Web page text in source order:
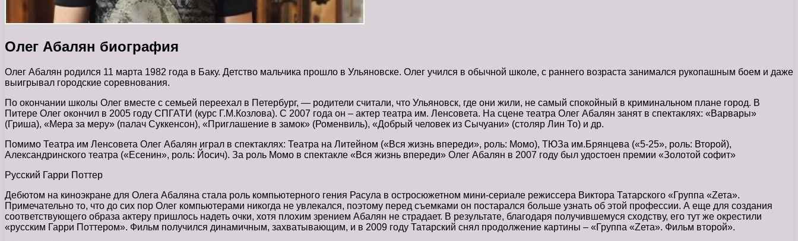
Олег Абалян биография
Олег Абалян родился 11 марта 1982 года в Баку. Детство мальчика прошло в Ульяновске. Олег учился в обычной школе, с раннего возраста занимался рукопашным боем и даже
выигрывал городские соревнования.
По окончании школы Олег вместе с семьей переехал в Петербург, — родители считали, что Ульяновск, где они жили, не самый спокойный в криминальном плане город. В
Питере Олег окончил в 2005 году СПГАТИ (курс Г.М.Козлова). С 2007 года он – актер театра им. Ленсовета. На сцене театра Олег Абалян занят в спектаклях: «Варвары»
(Гриша), «Мера за меру» (палач Суккенсон), «Приглашение в замок» (Роменвиль), «Добрый человек из Сычуани» (столяр Лин То) и др.
Помимо Театра им Ленсовета Олег Абалян играл в спектаклях: Театра на Литейном («Вся жизнь впереди», роль: Момо), ТЮЗа им.Брянцева («5-25», роль: Второй),
Александринского театра («Есенин», роль: Йосич). За роль Момо в спектакле «Вся жизнь впереди» Олег Абалян в 2007 году был удостоен премии «Золотой софит»
Русский Гарри Поттер
Дебютом на киноэкране для Олега Абаляна стала роль компьютерного гения Расула в остросюжетном мини-сериале режиссера Виктора Татарского «Группа «Zета».
Примечательно то, что до сих пор Олег компьютерами никогда не увлекался, поэтому перед съемками он постарался больше узнать об этой профессии. А еще для создания
соответствующего образа актеру пришлось надеть очки, хотя плохим зрением Абалян не страдает. В результате, благодаря получившемуся сходству, его тут же окрестили
«русским Гарри Поттером». Фильм получился динамичным, захватывающим, и в 2009 году Татарский снял продолжение картины – «Группа «Zета». Фильм второй».